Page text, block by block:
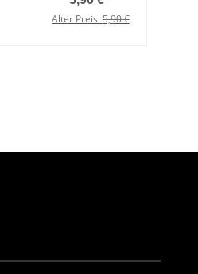
Alter Preis:5,90 €